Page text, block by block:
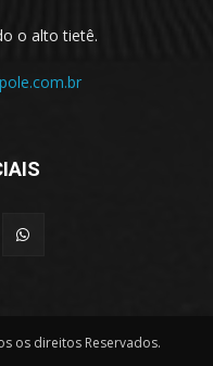
o alto tietê.
os direitos Reservados.